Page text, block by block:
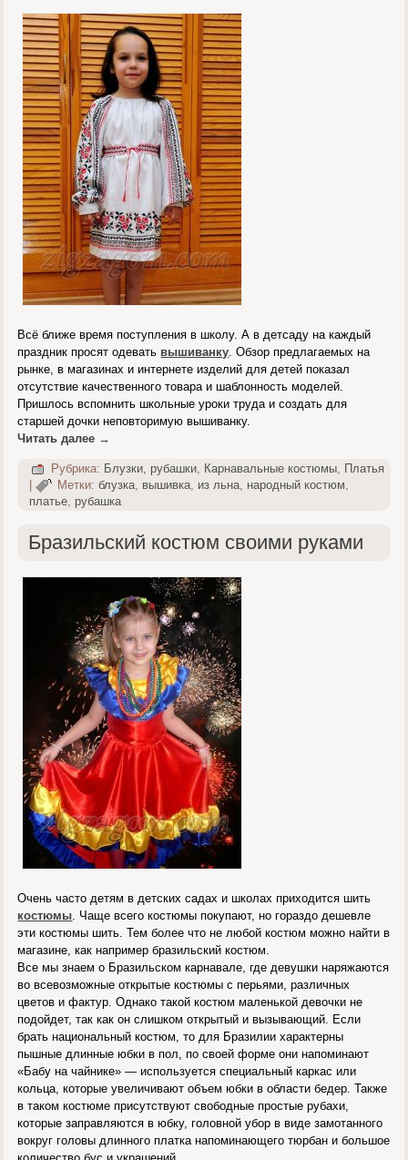
Всё ближе время поступления в школу. А в детсаду на каждый
праздник просят одевать вышиванку . Обзор предлагаемых на
рынке, в магазинах и интернете изделий для детей показал
отсутствие качественного товара и шаблонность моделей.
Пришлось вспомнить школьные уроки труда и создать для
старшей дочки неповторимую вышиванку.
Читать далее →
Рубрика: Блузки, рубашки, Карнавальные костюмы, Платья
|
Метки: блузка, вышивка, из льна, народный костюм,
платье рубашка
Бразильский костюм своими руками
Очень часто детям в детских садах и школах приходится шить
костюмы. Чаще всего костюмы покупают, но гораздо дешевле
эти костюмы шить. Тем более что не любой костюм можно найти в
магазине, как например бразильский костюм.
Все мы знаем о Бразильском карнавале, где девушки наряжаются
во всевозможные открытые костюмы с перьями, различных
цветов и фактур. Однако такой костюм маленькой девочки не
подойдет, так как он слишком открытый и вызывающий. Если
брать национальный костюм, то для Бразилии характерны
пышные длинные юбки в пол, по своей форме они напоминают
«Бабу на чайнике» — используется специальный каркас или
кольца, которые увеличивают объем юбки в области бедер. Также
в таком костюме присутствуют свободные простые рубахи,
которые заправляются в юбку, головной убор в виде замотанного
вокруг головы длинного платка напоминающего тюрбан и большое